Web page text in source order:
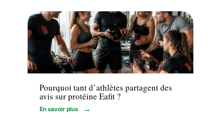
Minceur
Pourquoi tant d’athlètes partagent des
avis sur protéine Eafit ?
En savoir plus